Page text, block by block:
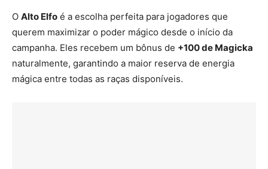
O Alto Elfo é a escolha perfeita para jogadores que
querem maximizar o poder mágico desde o início da
campanha. Eles recebem um bônus de +100 de Magicka
naturalmente, garantindo a maior reserva de energia
mágica entre todas as raças disponíveis.